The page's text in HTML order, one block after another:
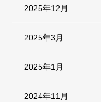
2025年12月
2025年3月
2025年1月
2024年11月